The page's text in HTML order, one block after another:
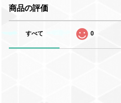
商品の評価
すべて 0